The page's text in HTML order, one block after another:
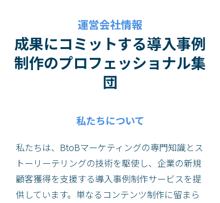
運営会社情報
成果にコミットする導入事例
制作のプロフェッショナル集
団
私たちについて
私たちは、BtoBマーケティングの専門知識とス
トーリーテリングの技術を駆使し、企業の新規
顧客獲得を支援する導入事例制作サービスを提
供しています。単なるコンテンツ制作に留まら